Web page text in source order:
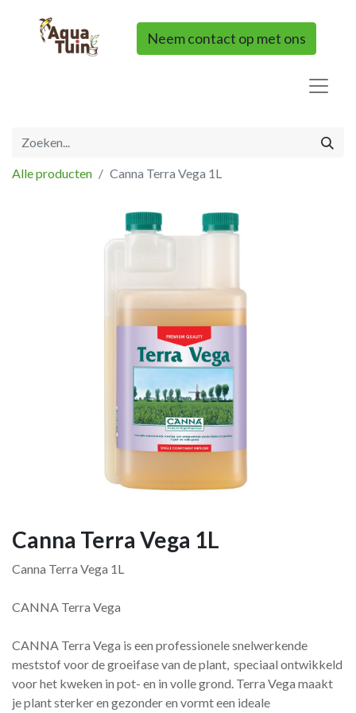
Neem contact op met ons
Alle producten Canna Terra Vega 1L
Canna Terra Vega 1L
Canna Terra Vega 1L
CANNA Terra Vega
CANNA Terra Vega is een professionele snelwerkende
meststof voor de groeifase van de plant, speciaal ontwikkeld
voor het kweken in pot- en in volle grond. Terra Vega maakt
je plant sterker en gezonder en vormt een ideale